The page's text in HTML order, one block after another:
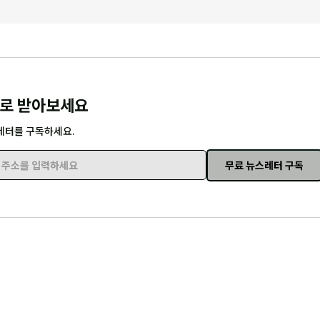
받아보세요
터를 구독하세요.
를 입력하세요
무료 뉴스레터 구독